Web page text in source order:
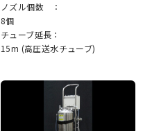
ノズル個数 ：
8個
チューブ延長：
15m (高圧送水チューブ)